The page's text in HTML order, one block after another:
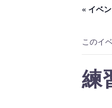
« イベ
このイ
練